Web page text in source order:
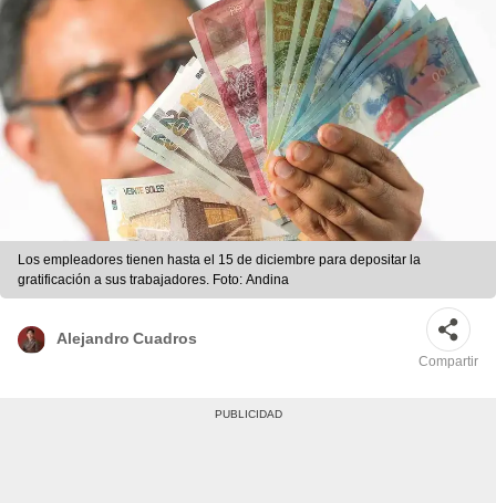
Los empleadores tienen hasta el 15 de diciembre para depositar la
gratificación a sus trabajadores. Foto: Andina
Alejandro Cuadros
Compartir